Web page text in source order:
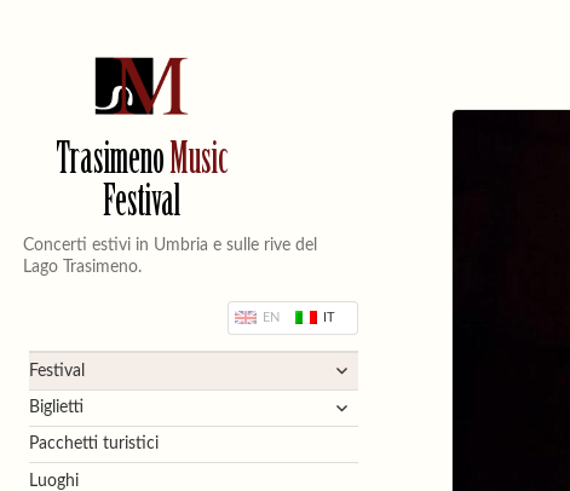
TrasimenoMusic
Festival
Concerti estivi in Umbria e sulle rive del
Lago Trasimeno.
EN
Festival
apri
i
menù
Biglietti
apri
i
Pacchetti turistici
Luoghi